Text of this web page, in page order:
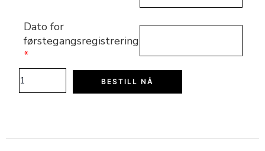
Dato for
førstegangsregistrering
*
BESTILL NÅ